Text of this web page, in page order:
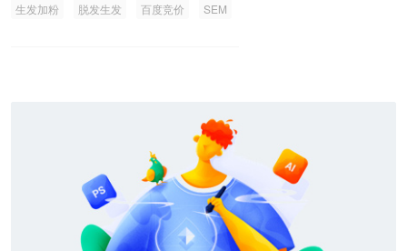
生发加粉 脱发生发 百度竞价 SEM